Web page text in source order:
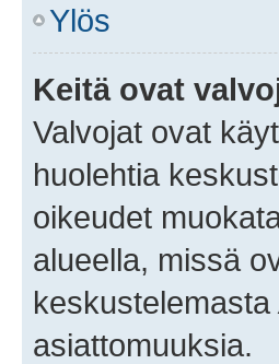
Ylös
Keitä ovat
Valvojat ovat
huolehtia
oikeudet
alueella, missä
keskustelemasta
asiattomuuksia.